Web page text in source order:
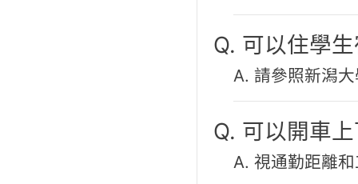
Q. 可以住學
A. 請參照新潟大
Q. 可以開車
A. 視通勤距離